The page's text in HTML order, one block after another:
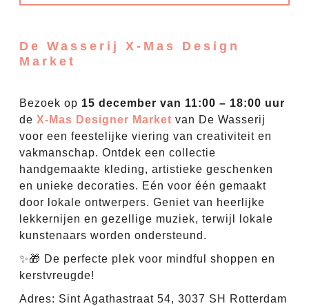
De Wasserij X-Mas Design
Market
Bezoek op 15 december van 11:00 – 18:00 uur
de X-Mas Designer Market van De Wasserij
voor een feestelijke viering van creativiteit en
vakmanschap. Ontdek een collectie
handgemaakte kleding, artistieke geschenken
en unieke decoraties. Eén voor één gemaakt
door lokale ontwerpers. Geniet van heerlijke
lekkernijen en gezellige muziek, terwijl lokale
kunstenaars worden ondersteund.
✨🎁 De perfecte plek voor mindful shoppen en
kerstvreugde!
Adres: Sint Agathastraat 54, 3037 SH Rotterdam